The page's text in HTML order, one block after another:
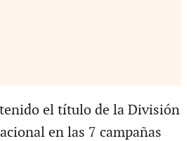
el título de la División
en las 7 campañas